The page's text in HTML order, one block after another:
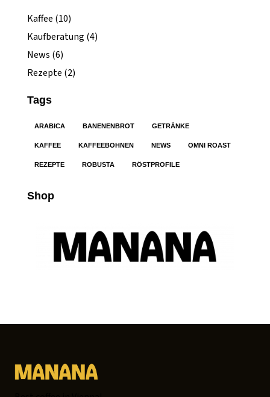
Kaffee (10)
Kaufberatung (4)
News (6)
Rezepte (2)
Tags
ARABICA BANENENBROT GETRÄNKE
KAFFEE KAFFEEBOHNEN NEWS OMNI ROAST
REZEPTE ROBUSTA RÖSTPROFILE
Shop